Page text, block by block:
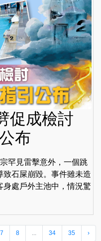
促成檢討
布
罕見雷擊意外，一個跳
致石屎崩毀。事件雖未造
身處戶外主池中，情況驚
7 8 34 35 ›